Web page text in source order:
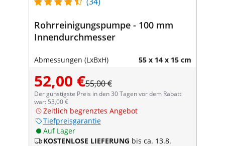
Rohrreinigungspumpe - 100 mm
Innendurchmesser
Abmessungen (LxBxH) 55 x 14 x 15 cm
52,00 €55,00 €
Der günstigste Preis in den 30 Tagen vor dem Rabatt
war: 53,00 €
Zeitlich begrenztes Angebot
Tiefpreisgarantie
Auf Lager
KOSTENLOSE LIEFERUNG bis ca. 13.8.